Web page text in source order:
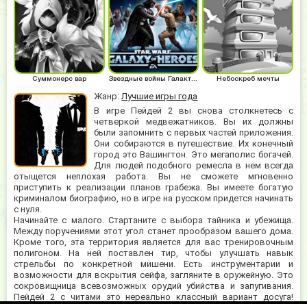
Жанр:Лучшие игры года
В игре Пейдей 2 вы снова столкнетесь с
четверкой медвежатников. Вы их должны
были запомнить с первых частей приложения.
Они собираются в путешествие. Их конечный
город это Вашингтон. Это мегаполис богачей.
Для людей подобного ремесла в нем всегда
отыщется неплохая работа. Вы не сможете мгновенно
приступить к реализации планов грабежа. Вы имеете богатую
криминалом биографию, но в игре на русском придется начинать
с нуля.
Начинайте с малого. Стартаните с выбора тайника и убежища.
Между поручениями этот угол станет прообразом вашего дома.
Кроме того, эта территория является для вас тренировочным
полигоном. На ней поставлен тир, чтобы улучшать навык
стрельбы по конкретной мишени. Есть инструментарии и
возможности для вскрытия сейфа, загляните в оружейную. Это
сокровищница всевозможных орудий убийства и запугивания.
Пейдей 2 с читами это нереально классный вариант досуга!
Суммонерс вар Звездные войны Галактика героев Небоскреб мечты